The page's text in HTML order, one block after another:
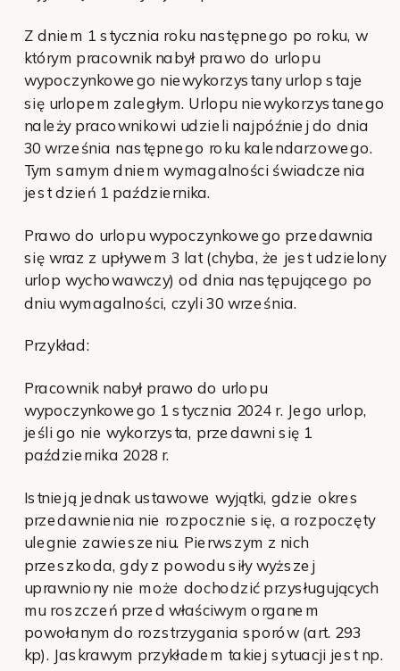
Z dniem 1 stycznia roku następnego po roku, w
którym pracownik nabył prawo do urlopu
wypoczynkowego niewykorzystany urlop staje
się urlopem zaległym. Urlopu niewykorzystanego
należy pracownikowi udzieli najpóźniej do dnia
30 września następnego roku kalendarzowego.
Tym samym dniem wymagalności świadczenia
jest dzień 1 października.
Prawo do urlopu wypoczynkowego przedawnia
się wraz z upływem 3 lat (chyba, że jest udzielony
urlop wychowawczy) od dnia następującego po
dniu wymagalności, czyli 30 września.
Przykład:
Pracownik nabył prawo do urlopu
wypoczynkowego 1 stycznia 2024 r. Jego urlop,
jeśli go nie wykorzysta, przedawni się 1
października 2028 r.
Istnieją jednak ustawowe wyjątki, gdzie okres
przedawnienia nie rozpocznie się, a rozpoczęty
ulegnie zawieszeniu. Pierwszym z nich
przeszkoda, gdy z powodu siły wyższej
uprawniony nie może dochodzić przysługujących
mu roszczeń przed właściwym organem
powołanym do rozstrzygania sporów (art. 293
kp). Jaskrawym przykładem takiej sytuacji jest np.